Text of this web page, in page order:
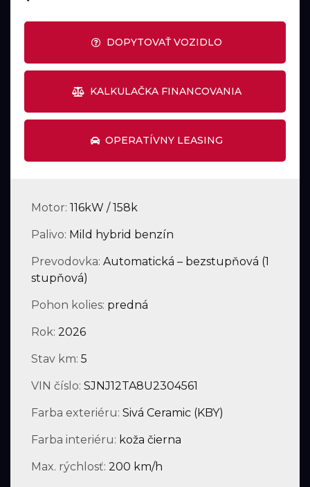
DOPYTOVAŤ VOZIDLO
KALKULAČKA FINANCOVANIA
OPERATÍVNY LEASING
Motor: 116kW / 158k
Palivo: Mild hybrid benzín
Prevodovka: Automatická – bezstupňová (1
stupňová)
Pohon kolies: predná
Rok: 2026
Stav km: 5
VIN číslo: SJNJ12TA8U2304561
Farba exteriéru: Sivá Ceramic (KBY)
Farba interiéru: koža čierna
Max. rýchlosť: 200 km/h